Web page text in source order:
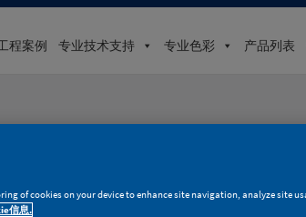
程案例 专业技术支持 专业色彩 产品列表
内墙涂装体系漆膜面层致密光洁，易
境，具有比普通内墙乳胶漆体系更持
of cookies on your device to enhance site navigation, analyze site
信息.